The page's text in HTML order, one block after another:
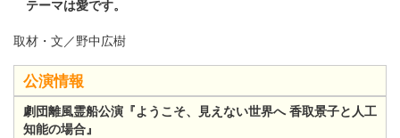
テーマは愛です。
取材・文／野中広樹
公演情報
劇団離風霊船公演『ようこそ、見えない世界へ 香取景子と人工
知能の場合』